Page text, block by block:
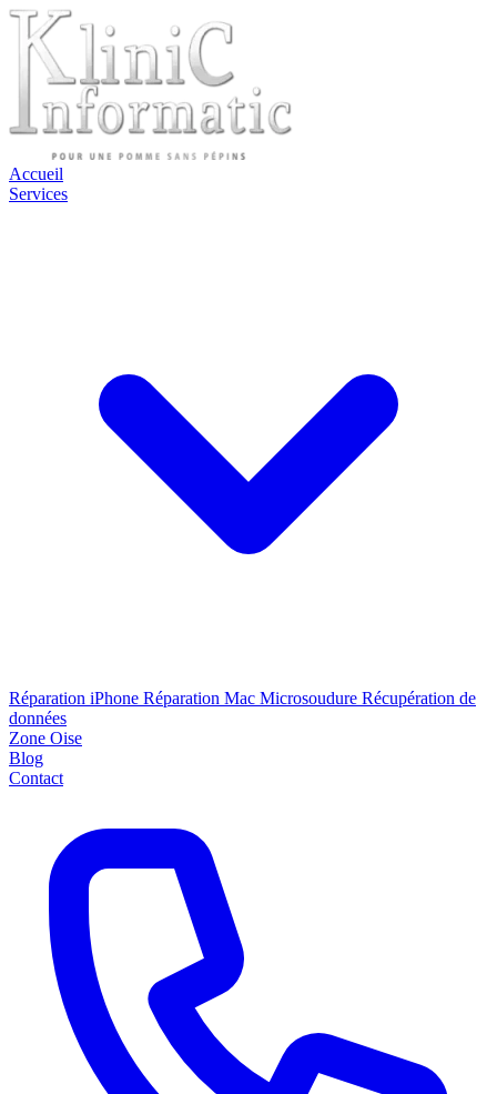
Accueil
Services
Réparation iPhone Réparation Mac Microsoudure Récupération de
données
Zone Oise
Blog
Contact